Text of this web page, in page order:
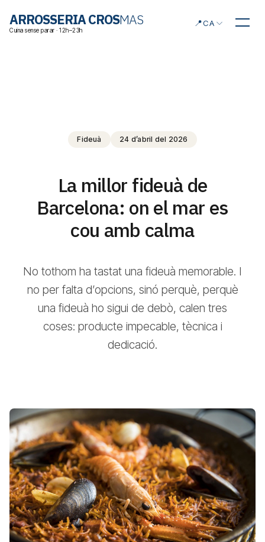
ARROSSERIA CROSMAS
Cuina sense parar · 12h–23h
Triar idioma
📍CA
Fideuà 24 d’abril del 2026
La millor fideuà de
Barcelona: on el mar es
cou amb calma
No tothom ha tastat una fideuà memorable. I
no per falta d’opcions, sinó perquè, perquè
una fideuà ho sigui de debò, calen tres
coses: producte impecable, tècnica i
dedicació.